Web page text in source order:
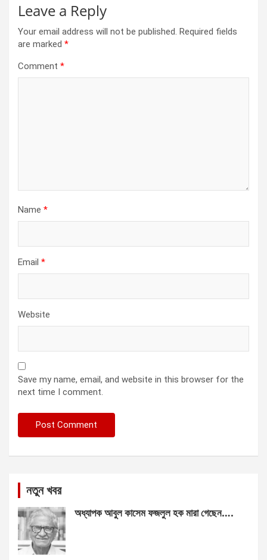
Leave a Reply
Your email address will not be published. Required fields
are marked *
Comment *
Name *
Email *
Website
Save my name, email, and website in this browser for the
next time I comment.
নতুন খবর
অধ্যাপক আবুল কাসেম ফজলুল হক মারা গেছেন….